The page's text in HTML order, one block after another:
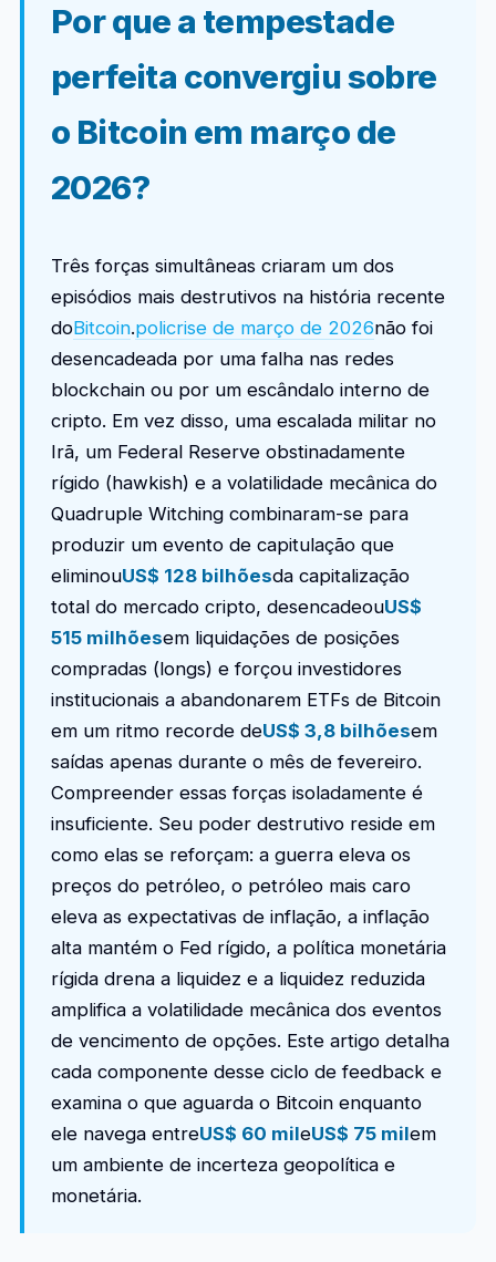
Por que a tempestade
perfeita convergiu sobre
o Bitcoin em março de
2026?
Três forças simultâneas criaram um dos
episódios mais destrutivos na história recente
doBitcoin.policrise de março de 2026não foi
desencadeada por uma falha nas redes
blockchain ou por um escândalo interno de
cripto. Em vez disso, uma escalada militar no
Irã, um Federal Reserve obstinadamente
rígido (hawkish) e a volatilidade mecânica do
Quadruple Witching combinaram-se para
produzir um evento de capitulação que
eliminouUS$ 128 bilhõesda capitalização
total do mercado cripto, desencadeouUS$
515 milhõesem liquidações de posições
compradas (longs) e forçou investidores
institucionais a abandonarem ETFs de Bitcoin
em um ritmo recorde deUS$ 3,8 bilhõesem
saídas apenas durante o mês de fevereiro.
Compreender essas forças isoladamente é
insuficiente. Seu poder destrutivo reside em
como elas se reforçam: a guerra eleva os
preços do petróleo, o petróleo mais caro
eleva as expectativas de inflação, a inflação
alta mantém o Fed rígido, a política monetária
rígida drena a liquidez e a liquidez reduzida
amplifica a volatilidade mecânica dos eventos
de vencimento de opções. Este artigo detalha
cada componente desse ciclo de feedback e
examina o que aguarda o Bitcoin enquanto
ele navega entreUS$ 60 mileUS$ 75 milem
um ambiente de incerteza geopolítica e
monetária.